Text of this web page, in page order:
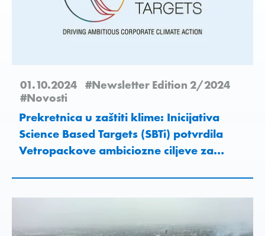
01.10.2024 #Newsletter Edition 2/2024
#Novosti
Prekretnica u zaštiti klime: Inicijativa
Science Based Targets (SBTi) potvrdila
Vetropackove ambiciozne ciljeve za